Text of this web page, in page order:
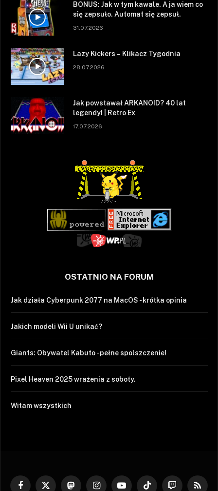
BONUS: Jak w tym kawale. A ja wiem co
się zepsuło. Automat się zepsuł.
31.07.2026
Lazy Kickers – Klikacz Tygodnia
28.07.2026
Jak powstawał ARKANOID? 40 lat
legendy! | Retro Ex
17.07.2026
OSTATNIO NA FORUM
Jak działa Cyberpunk 2077 na MacOS - krótka opinia
Jakich modeli Wii U unikać?
Giants: Obywatel Kabuto - pełne spolszczenie!
Pixel Heaven 2025 wrażenia z soboty.
Witam wszystkich
Facebook
X MastodonInstagramYouTubeTikTok Twitch RSS